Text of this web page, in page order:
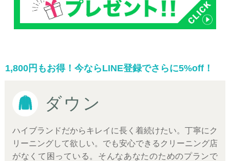
1,800円もお得！今ならLINE登録でさらに5%off！
ダウン
ハイブランドだからキレイに長く着続けたい。丁寧にク
リーニングして欲しい。でも安心できるクリーニング店
がなくて困っている。そんなあなたのためのプランで